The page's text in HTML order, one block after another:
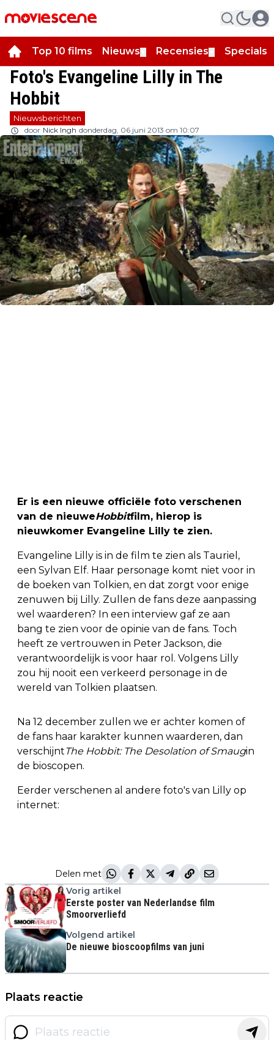
Top 10 films Nieuws Recensies Specials
Foto's Evangeline Lilly in The
Hobbit
Nieuwsberichten
door Nick Ingh donderdag, 06 juni 2013 om 10:07
Er is een nieuwe officiële foto verschenen
van de nieuweHobbitfilm, hierop is
nieuwkomer Evangeline Lilly te zien.
Evangeline Lilly is in de film te zien als Tauriel,
een Sylvan Elf. Haar personage komt niet voor in
de boeken van Tolkien, en dat zorgt voor enige
zenuwen bij Lilly. Zullen de fans deze aanpassing
wel waarderen? In een interview gaf ze aan
bang te zien voor de opinie van de fans. Toch
heeft ze vertrouwen in Peter Jackson, die
verantwoordelijk is voor haar rol. Volgens Lilly
zou hij nooit een verkeerd personage in de
wereld van Tolkien plaatsen.
Na 12 december zullen we er achter komen of
de fans haar karakter kunnen waarderen, dan
verschijntThe Hobbit: The Desolation of Smaugin
de bioscopen.
Eerder verschenen al andere foto's van Lilly op
internet:
Delen met
Vorig artikel
Eerste poster van Nederlandse film
Smoorverliefd
Volgend artikel
De nieuwe bioscoopfilms van juni
Plaats reactie